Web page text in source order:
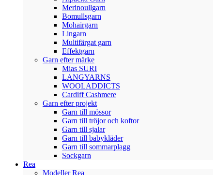
Merinoullgarn
Bomullsgarn
Mohairgarn
Lingarn
Multifärgat garn
Effektgarn
Garn efter märke
Mias SURI
LANGYARNS
WOOLADDICTS
Cardiff Cashmere
Garn efter projekt
Garn till mössor
Garn till tröjor och koftor
Garn till sjalar
Garn till babykläder
Garn till sommarplagg
Sockgarn
Rea
Modeller Rea